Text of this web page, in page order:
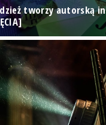
tworzy autorską